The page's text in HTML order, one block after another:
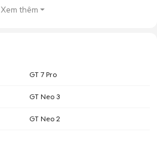
Xem thêm
GT 7 Pro
GT Neo 3
GT Neo 2